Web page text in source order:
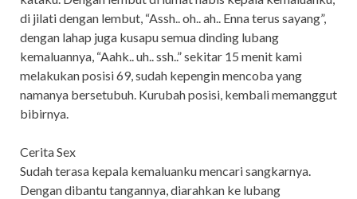
di jilati dengan lembut, “Assh.. oh.. ah.. Enna terus sayang”,
dengan lahap juga kusapu semua dinding lubang
kemaluannya, “Aahk.. uh.. ssh..” sekitar 15 menit kami
melakukan posisi 69, sudah kepengin mencoba yang
namanya bersetubuh. Kurubah posisi, kembali memanggut
bibirnya.
Cerita Sex
Sudah terasa kepala kemaluanku mencari sangkarnya.
Dengan dibantu tangannya, diarahkan ke lubang